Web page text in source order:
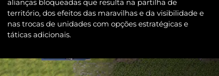
alianças bloqueadas que resulta na partilha de
território, dos efeitos das maravilhas e da visibilidade e
nas trocas de unidades com opções estratégicas e
táticas adicionais.